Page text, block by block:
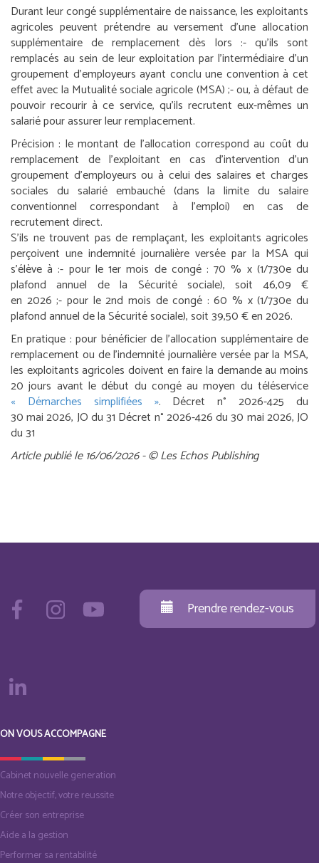
Durant leur congé supplémentaire de naissance, les exploitants
agricoles peuvent prétendre au versement d’une allocation
supplémentaire de remplacement dès lors :- qu’ils sont
remplacés au sein de leur exploitation par l’intermédiaire d’un
groupement d’employeurs ayant conclu une convention à cet
effet avec la Mutualité sociale agricole (MSA) ;- ou, à défaut de
pouvoir recourir à ce service, qu’ils recrutent eux-mêmes un
salarié pour assurer leur remplacement.
Précision : le montant de l’allocation correspond au coût du
remplacement de l’exploitant en cas d’intervention d’un
groupement d’employeurs ou à celui des salaires et charges
sociales du salarié embauché (dans la limite du salaire
conventionnel correspondant à l’emploi) en cas de
recrutement direct.
S’ils ne trouvent pas de remplaçant, les exploitants agricoles
perçoivent une indemnité journalière versée par la MSA qui
s’élève à :- pour le 1er mois de congé : 70 % x (1/730edu
plafond annuel de la Sécurité sociale), soit 46,09 €
en 2026 ;- pour le 2nd mois de congé : 60 % x (1/730e du
plafond annuel de la Sécurité sociale), soit 39,50 € en 2026.
En pratique : pour bénéficier de l’allocation supplémentaire de
remplacement ou de l’indemnité journalière versée par la MSA,
les exploitants agricoles doivent en faire la demande au moins
20 jours avant le début du congé au moyen du téléservice
« Démarches simplifiées ».
Décret n° 2026-425 du
30 mai 2026, JO du 31 Décret n° 2026-426 du 30 mai 2026, JO
du 31
Article publié le 16/06/2026 - © Les Echos Publishing
Prendre rendez-vous
ON VOUS ACCOMPAGNE
Cabinet nouvelle generation
Notre objectif, votre reussite
Créer son entreprise
Aide a la gestion
Performer sa rentabilité